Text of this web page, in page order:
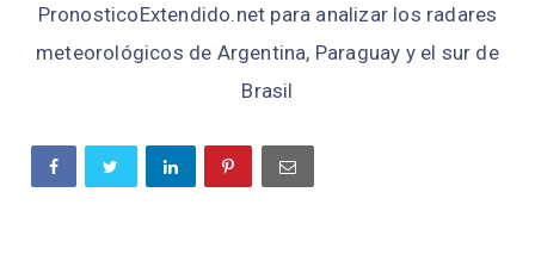
PronosticoExtendido.net para analizar los radares
meteorológicos de Argentina, Paraguay y el sur de
Brasil